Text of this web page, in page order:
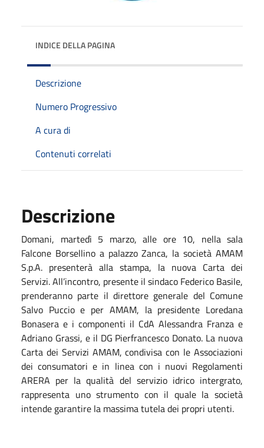
INDICE DELLA PAGINA
Descrizione
Numero Progressivo
A cura di
Contenuti correlati
Descrizione
Domani, martedì 5 marzo, alle ore 10, nella sala
Falcone Borsellino a palazzo Zanca, la società AMAM
S.p.A. presenterà alla stampa, la nuova Carta dei
Servizi. All’incontro, presente il sindaco Federico Basile,
prenderanno parte il direttore generale del Comune
Salvo Puccio e per AMAM, la presidente Loredana
Bonasera e i componenti il CdA Alessandra Franza e
Adriano Grassi, e il DG Pierfrancesco Donato. La nuova
Carta dei Servizi AMAM, condivisa con le Associazioni
dei consumatori e in linea con i nuovi Regolamenti
ARERA per la qualità del servizio idrico intergrato,
rappresenta uno strumento con il quale la società
intende garantire la massima tutela dei propri utenti.